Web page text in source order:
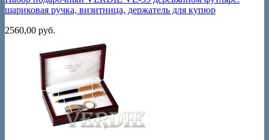
шариковая ручка, визитница, держатель для купюр
2560,00 руб.